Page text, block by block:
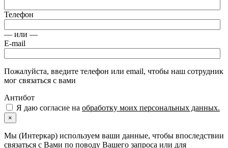
Телефон
— или —
E-mail
Пожалуйста, введите телефон или email, чтобы наш сотрудник
мог связаться с вами
Антибот
Я даю согласие на обработку моих персональных данных.
×
Мы (Интеркар) используем ваши данные, чтобы впоследствии
связаться с Вами по поводу Вашего запроса или для